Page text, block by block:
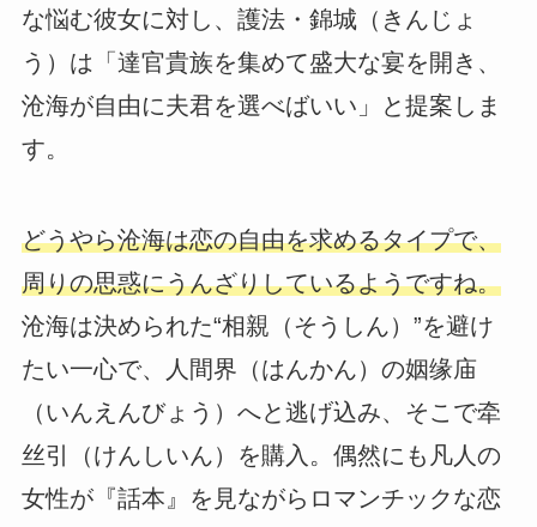
な悩む彼女に対し、護法・錦城（きんじょ
う）は「達官貴族を集めて盛大な宴を開き、
沧海が自由に夫君を選べばいい」と提案しま
す。
どうやら沧海は恋の自由を求めるタイプで、
周りの思惑にうんざりしているようですね。
沧海は決められた“相親（そうしん）”を避け
たい一心で、人間界（はんかん）の姻缘庙
（いんえんびょう）へと逃げ込み、そこで牵
丝引（けんしいん）を購入。偶然にも凡人の
女性が『話本』を見ながらロマンチックな恋